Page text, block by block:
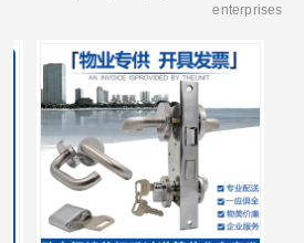
enterprises